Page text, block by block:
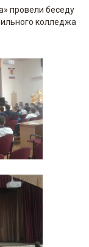
провели беседу
колледжа